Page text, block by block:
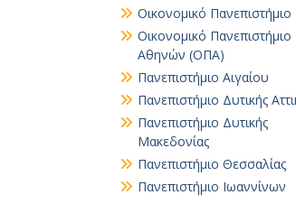
Οικονομικό Πανεπιστήμιο
Οικονομικό Πανεπιστήμιο
Αθηνών (ΟΠΑ)
Πανεπιστήμιο Αιγαίου
Πανεπιστήμιο Δυτικής
Πανεπιστήμιο Δυτικής
Μακεδονίας
Πανεπιστήμιο Θεσσαλίας
Πανεπιστήμιο Ιωαννίνων